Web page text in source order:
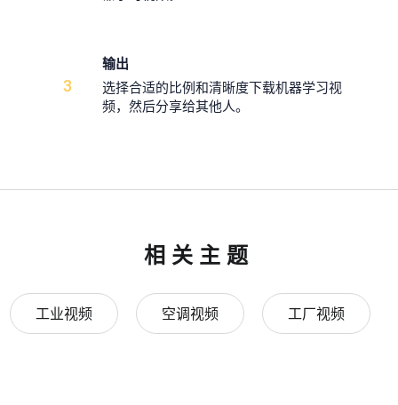
3
输出
选择合适的比例和清晰度下载机器学习视
频，然后分享给其他人。
相关主题
工业视频 空调视频 工厂视频